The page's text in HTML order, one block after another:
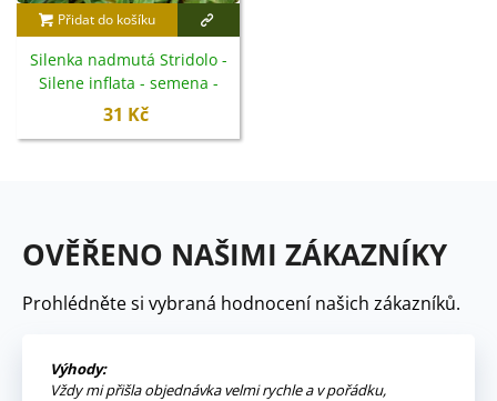
Přidat do košíku
Silenka nadmutá Stridolo -
Silene inflata - semena -
0,2 g
31 Kč
OVĚŘENO NAŠIMI ZÁKAZNÍKY
Prohlédněte si vybraná hodnocení našich zákazníků.
Výhody:
Vždy mi přišla objednávka velmi rychle a v pořádku,